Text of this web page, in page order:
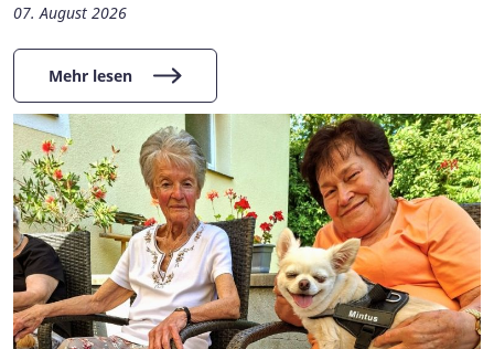
07. August 2026
Mehr lesen